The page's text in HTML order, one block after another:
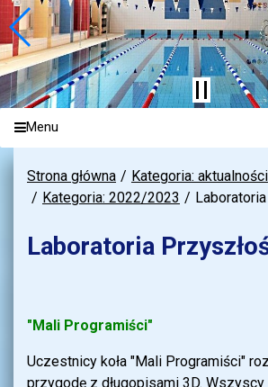
Menu
Strona główna
Kategoria: aktualności
Kategoria: 2022/2023
Laboratoria
"Mali Programiści"
Uczestnicy koła "Mali Programiści"
przygodę z długopisami 3D.